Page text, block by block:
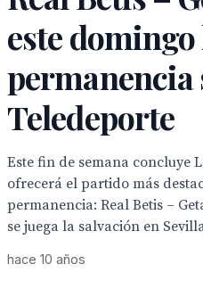
este domingo
permanencia
Teledeporte
Este fin de semana concluye
ofrecerá el partido más
permanencia: Real Betis –
se juega la salvación en
hace 10 años